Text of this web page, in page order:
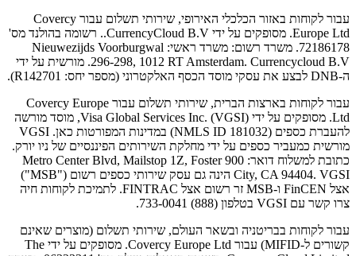
עבור לקוחות באזור הכלכלי האירופי, שירותי תשלום עבור Covercy
Europe Ltd. מסופקים על ידי CurrencyCloud B.V.. רשומה בהולנד מס'
72186178. משרד רשום: משרד ראשי: Nieuwezijds Voorburgwal
296-298, 1012 RT Amsterdam. Currencycloud B.V. מורשית על ידי
ה-DNB לבצע את עסקי מוסד הכסף האלקטרוני (מספר יחס: R142701).
עבור לקוחות בארצות הברית, שירותי תשלום עבור Covercy Europe
Ltd. מסופקים על ידי Visa Global Services Inc. (VGSI), מוסד מורשה
להעברת כספים (NMLS ID 181032) במדינות המפורטות כאן. VGSI
מורשית כמעביר כספים על ידי מחלקת השירותים הפיננסיים של ניו יורק.
כתובת למשלוח דואר: 900 Metro Center Blvd, Mailstop 1Z, Foster
City, CA 94404. VGSI הינה גם עסק שירותי כספים רשום ("MSB")
אצל FinCEN ו-MSB זר רשום אצל FINTRAC. לתמיכת לקוחות חיה
צרו קשר עם VGSI בטלפון (888) 733-0041.
עבור לקוחות בבריטניה ובשאר העולם, שירותי תשלום (מוצרים שאינם
קשורים ל-MIFID) עבור Covercy Europe Ltd. מסופקים על ידי The